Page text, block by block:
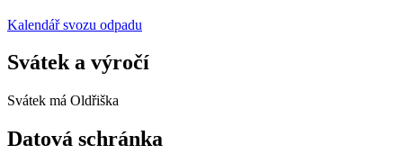
Kalendář svozu odpadu
Svátek a výročí
Svátek má Oldřiška
Datová schránka